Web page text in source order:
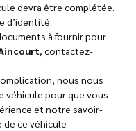
devra être complétée.
d’identité.
à fournir pour
, contactez-
nous nous
véhicule pour que vous
et notre savoir-
de ce véhicule